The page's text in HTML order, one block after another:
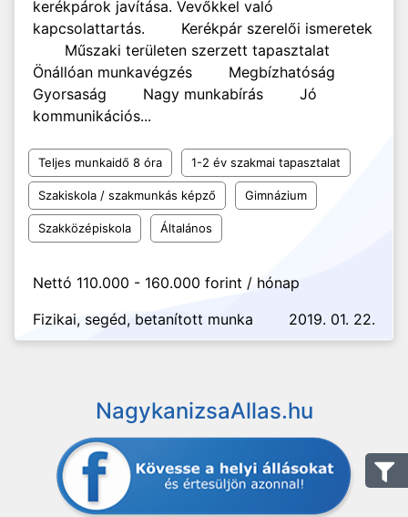
kerékpárok javítása. Vevőkkel való
kapcsolattartás. Kerékpár szerelői ismeretek
Műszaki területen szerzett tapasztalat
Önállóan munkavégzés Megbízhatóság
Gyorsaság Nagy munkabírás Jó
kommunikációs...
Teljes munkaidő 8 óra 1-2 év szakmai tapasztalat
Szakiskola / szakmunkás képző Gimnázium
Szakközépiskola Általános
Nettó 110.000 - 160.000 forint / hónap
Fizikai, segéd, betanított munka
2019. 01. 22.
NagykanizsaAllas.hu